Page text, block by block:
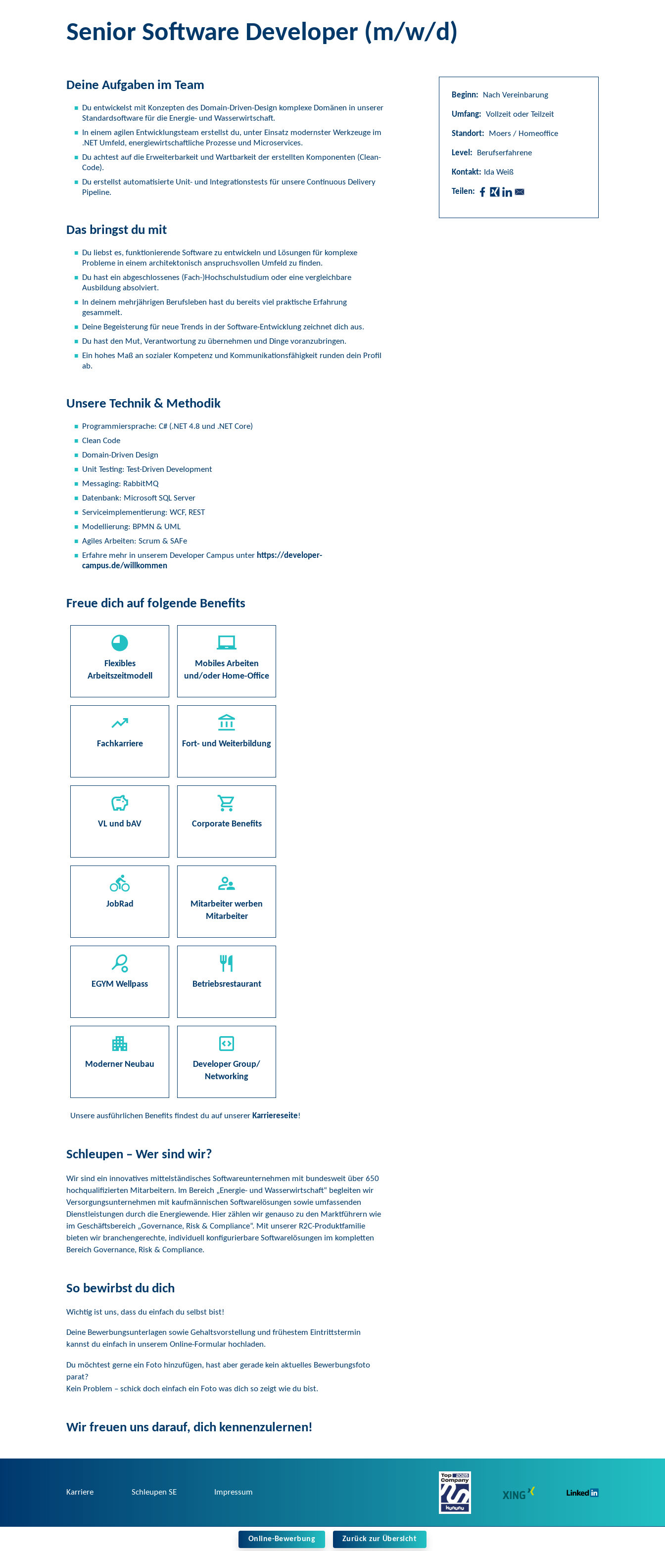
Senior Software Developer (m/w/d)
Deine Aufgaben im Team
Du entwickelst mit Konzepten des Domain-Driven-Design komplexe Domänen in unserer
Standardsoftware für die Energie- und Wasserwirtschaft.
In einem agilen Entwicklungsteam erstellst du, unter Einsatz modernster Werkzeuge im
.NET Umfeld, energiewirtschaftliche Prozesse und Microservices.
Du achtest auf die Erweiterbarkeit und Wartbarkeit der erstellten Komponenten (Clean-
Code).
Du erstellst automatisierte Unit- und Integrationstests für unsere Continuous Delivery
Pipeline.
Das bringst du mit
Du liebst es, funktionierende Software zu entwickeln und Lösungen für komplexe
Probleme in einem architektonisch anspruchsvollen Umfeld zu finden.
Du hast ein abgeschlossenes (Fach-)Hochschulstudium oder eine vergleichbare
Ausbildung absolviert.
In deinem mehrjährigen Berufsleben hast du bereits viel praktische Erfahrung
gesammelt.
Deine Begeisterung für neue Trends in der Software-Entwicklung zeichnet dich aus.
Du hast den Mut, Verantwortung zu übernehmen und Dinge voranzubringen.
Ein hohes Maß an sozialer Kompetenz und Kommunikationsfähigkeit runden dein Profil
ab.
Unsere Technik & Methodik
Programmiersprache: C# (.NET 4.8 und .NET Core)
Clean Code
Domain-Driven Design
Unit Testing: Test-Driven Development
Messaging: RabbitMQ
Datenbank: Microsoft SQL Server
Serviceimplementierung: WCF, REST
Modellierung: BPMN & UML
Agiles Arbeiten: Scrum & SAFe
Erfahre mehr in unserem Developer Campus unter https://developer-
campus.de/willkommen
Freue dich auf folgende Benefits
Flexibles
Arbeitszeitmodell
Mobiles Arbeiten
und/oder Home-Office
Fachkarriere Fort- und Weiterbildung
VL und bAV Corporate Benefits
JobRad
Mitarbeiter werben
Mitarbeiter
EGYM Wellpass Betriebsrestaurant
Moderner Neubau
Developer Group/
Networking
Unsere ausführlichen Benefits findest du auf unserer Karriereseite!
Schleupen – Wer sind wir?
Wir sind ein innovatives mittelständisches Softwareunternehmen mit bundesweit über 650
hochqualifizierten Mitarbeitern. Im Bereich „Energie- und Wasserwirtschaft“ begleiten wir
Versorgungsunternehmen mit kaufmännischen Softwarelösungen sowie umfassenden
Dienstleistungen durch die Energiewende. Hier zählen wir genauso zu den Marktführern wie
im Geschäftsbereich „Governance, Risk & Compliance“. Mit unserer R2C-Produktfamilie
bieten wir branchengerechte, individuell konfigurierbare Softwarelösungen im kompletten
Bereich Governance, Risk & Compliance.
So bewirbst du dich
Wichtig ist uns, dass du einfach du selbst bist!
Deine Bewerbungsunterlagen sowie Gehaltsvorstellung und frühestem Eintrittstermin
kannst du einfach in unserem Online-Formular hochladen.
Du möchtest gerne ein Foto hinzufügen, hast aber gerade kein aktuelles Bewerbungsfoto
parat?
Kein Problem – schick doch einfach ein Foto was dich so zeigt wie du bist.
Wir freuen uns darauf, dich kennenzulernen!
Beginn: Nach Vereinbarung
Umfang: Vollzeit oder Teilzeit
Standort: Moers / Homeoffice
Level: Berufserfahrene
Kontakt: Ida Weiß
Teilen:
Karriere Schleupen SE Impressum
Zurück zur Übersicht
Online-Bewerbung